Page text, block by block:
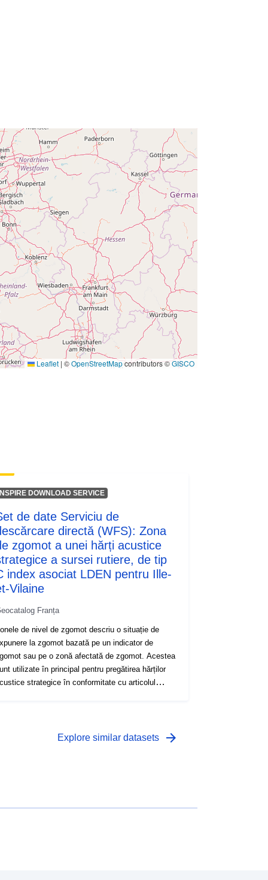
Leaflet | ©OpenStreetMapcontributors ©GISCO
Q23526#ID
http://data.europa.eu/88u/dataset/q2
3526-id
public
01 January 2005
- 31 December 2005
INSPIRE DOWNLOAD SERVICE
de date Serviciu de
directă (WFS): Zona
zgomot a unei hărți acustice
a sursei rutiere, de tip
index asociat LDEN pentru Ille-
Vilaine
Franța
de nivel de zgomot descriu o situație de
la zgomot bazată pe un indicator de
sau pe o zonă afectată de zgomot. Acestea
utilizate în principal pentru pregătirea hărților
strategice în conformitate cu articolul
Explore similar datasets arrow_forward